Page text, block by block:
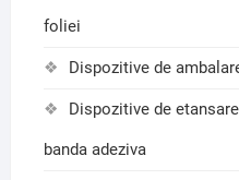
foliei
Dispozitive de
Dispozitive de
banda adeziva